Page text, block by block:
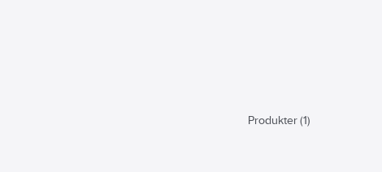
Produkter (1)